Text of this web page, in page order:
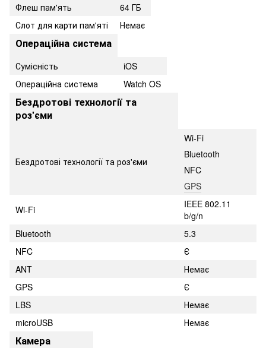
Флеш пам'ять
64 ГБ
Слот для карти пам'яті
Немає
Операційна система
Сумісність
iOS
Операційна система
Watch OS
Бездротові технології та
роз'єми
Бездротові технології та роз'єми
Wi-Fi
Bluetooth
NFC
GPS
Wi-Fi
IEEE 802.11
b/g/n
Bluetooth
5.3
NFC
Є
ANT
Немає
GPS
Є
LBS
Немає
microUSB
Немає
Камера